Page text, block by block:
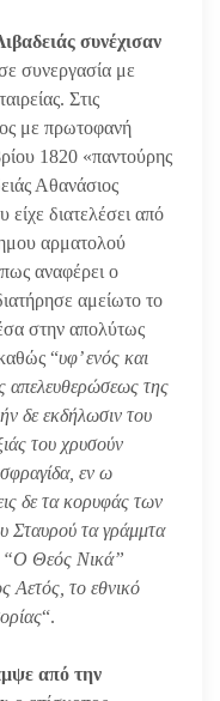
συνέχισαν
συνεργασία με
Στις
με πρωτοφανή
1820 «παντούρης
Αθανάσιος
διατελέσει από
αρματολού
αναφέρει ο
αμείωτο το
στην απολύτως
“υφ’ ενός και
απελευθερώσεως της
δε εκδήλωσιν του
του χρυσούν
σφραγίδα, εν ω
δε τα κορυφάς των
Σταυρού τα γράμμτα
“Ο Θεός Νικά”
Αετός, το εθνικό
“.
από την